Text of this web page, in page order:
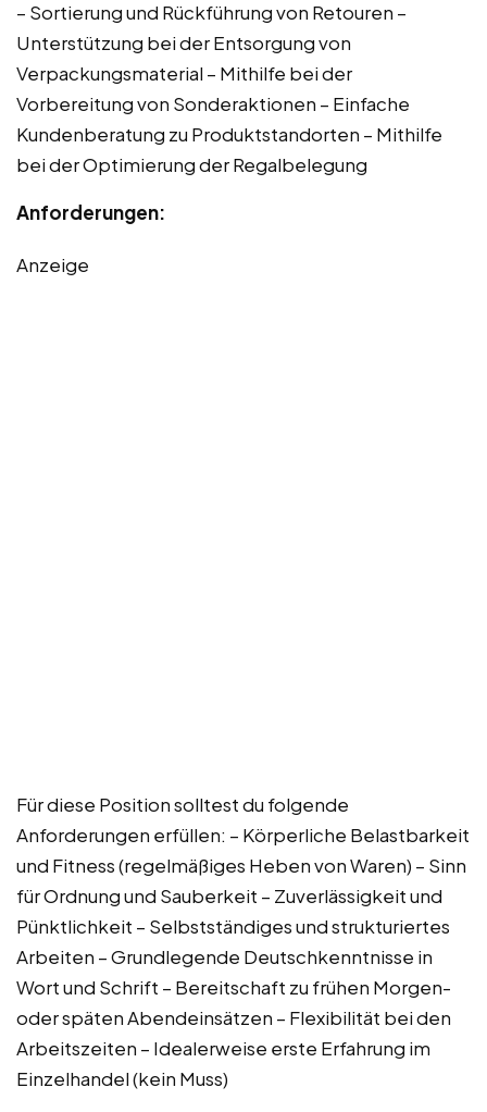
– Sortierung und Rückführung von Retouren –
Unterstützung bei der Entsorgung von
Verpackungsmaterial – Mithilfe bei der
Vorbereitung von Sonderaktionen – Einfache
Kundenberatung zu Produktstandorten – Mithilfe
bei der Optimierung der Regalbelegung
Anforderungen:
Anzeige
Für diese Position solltest du folgende
Anforderungen erfüllen: – Körperliche Belastbarkeit
und Fitness (regelmäßiges Heben von Waren) – Sinn
für Ordnung und Sauberkeit – Zuverlässigkeit und
Pünktlichkeit – Selbstständiges und strukturiertes
Arbeiten – Grundlegende Deutschkenntnisse in
Wort und Schrift – Bereitschaft zu frühen Morgen-
oder späten Abendeinsätzen – Flexibilität bei den
Arbeitszeiten – Idealerweise erste Erfahrung im
Einzelhandel (kein Muss)